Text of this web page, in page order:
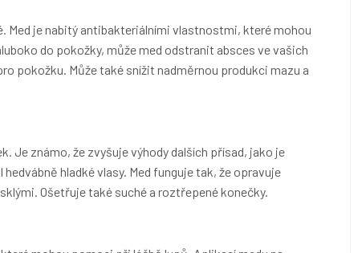
Med je nabitý antibakteriálními vlastnostmi, které mohou
do pokožky, může med odstranit absces ve vašich
pokožku. Může také snížit nadměrnou produkci mazu a
Je známo, že zvyšuje výhody dalších přísad, jako je
hladké vlasy. Med funguje tak, že opravuje
Ošetřuje také suché a roztřepené konečky.